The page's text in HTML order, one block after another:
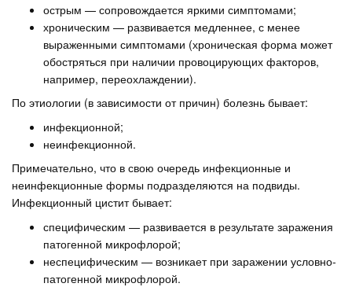
острым — сопровождается яркими симптомами;
хроническим — развивается медленнее, с менее
выраженными симптомами (хроническая форма может
обостряться при наличии провоцирующих факторов,
например, переохлаждении).
По этиологии (в зависимости от причин) болезнь бывает:
инфекционной;
неинфекционной.
Примечательно, что в свою очередь инфекционные и
неинфекционные формы подразделяются на подвиды.
Инфекционный цистит бывает:
специфическим — развивается в результате заражения
патогенной микрофлорой;
неспецифическим — возникает при заражении условно-
патогенной микрофлорой.